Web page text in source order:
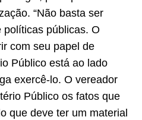
“Não basta ser
políticas públicas. O
com seu papel de
Público está ao lado
exercê-lo. O vereador
Público os fatos que
que deve ter um material